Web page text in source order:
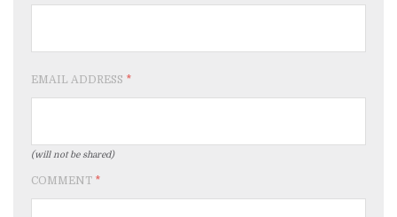
EMAIL ADDRESS *
(will not be shared)
COMMENT *